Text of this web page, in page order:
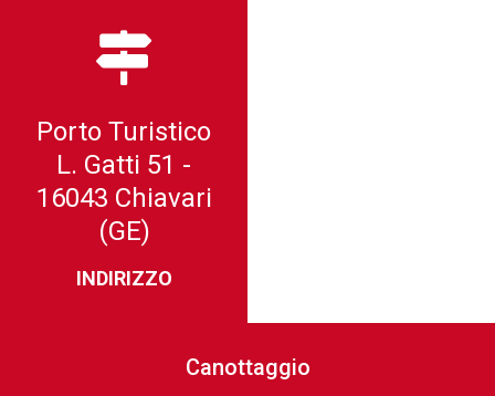
Porto Turistico
L. Gatti 51 -
16043 Chiavari
(GE)
INDIRIZZO
Canottaggio